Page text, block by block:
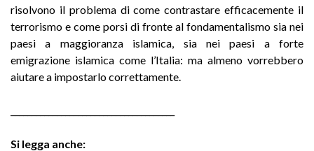
risolvono il problema di come contrastare efficacemente il
terrorismo e come porsi di fronte al fondamentalismo sia nei
paesi a maggioranza islamica, sia nei paesi a forte
emigrazione islamica come l’Italia: ma almeno vorrebbero
aiutare a impostarlo correttamente.
Si legga anche: